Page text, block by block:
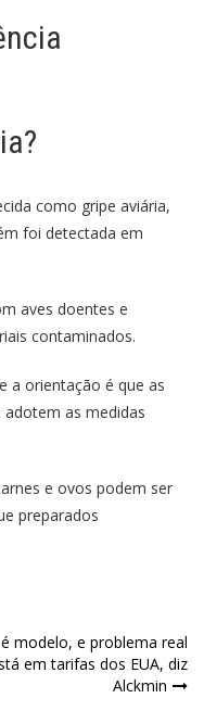
como gripe aviária,
foi detectada em
aves doentes e
contaminados.
a orientação é que as
as medidas
e ovos podem ser
preparados
modelo, e problema real
em tarifas dos EUA, diz
Alckmin